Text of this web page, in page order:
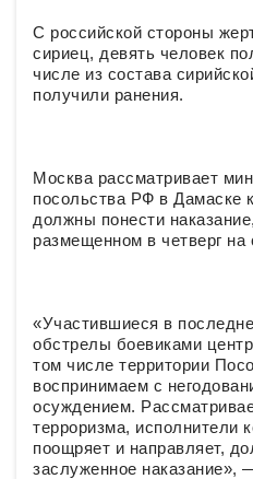
С российской стороны
сириец, девять человек
числе из состава
получили ранения.
Москва рассматривает
посольства РФ в Дамаске
должны понести
размещенном в четверг
«Участившиеся в
обстрелы боевиками
том числе территории
воспринимаем с
осуждением.
терроризма, исполнители
поощряет и направляет,
заслуженное наказание»,